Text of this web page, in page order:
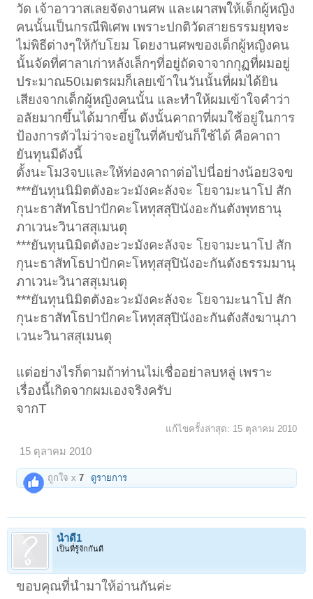
วัด เจ้าอาวาสเลยจัดงานศพ และเผาสพให้เด็กผู้หญิง
คนนั้นเป็นกรณีพิเศพ เพราะปกติวัดสายธรรมยุทจะ
ไม่พิธีต่างๆให้กับโยม โดยงานศพของเด็กผู้หญิงคน
นั้นจัดที่ศาลาเก่าหลังเล็กๆที่อยู่ถัดจาจากกุฏที่ผมอยู่
ประมาณ50เมตรผมก็เลยเข้าในวันนั้นที่ผมได้ยิน
เสียงจากเด็กผู้หญิงคนนั้น และทำให้ผมเข้าใจคำว่า
อลัยมากขึ้นได้มากขึ้น ดังนั้นคาถาที่ผมใช้อยู่ในการ
ป้องการตัวไม่ว่าจะอยู่ในที่คับขันก็ใช้ได้ คือคาถา
ยันทุนมีดังนี้
ตั้งนะโม3จบและให้ท่องคาถาต่อไปนี่อย่างน้อย3จข
***ยันทุนนิมิตตังอะวะมังคะลังจะ โยจามะนาโป สัก
กุนะธาสัทโธปาปักคะโหทุสสุปินังอะกันตังพุทธานุ
ภาเวนะวินาสสุเมนตุ
***ยันทุนนิมิตตังอะวะมังคะลังจะ โยจามะนาโป สัก
กุนะธาสัทโธปาปักคะโหทุสสุปินังอะกันตังธรรมมานุ
ภาเวนะวินาสสุเมนตุ
***ยันทุนนิมิตตังอะวะมังคะลังจะ โยจามะนาโป สัก
กุนะธาสัทโธปาปักคะโหทุสสุปินังอะกันตังสังฆานุภา
เวนะวินาสสุเมนตุ
แต่อย่างไรก็ตามถ้าท่านไม่เชื่ออย่าลบหลู่ เพราะ
เรื่องนี้เกิดจากผมเองจริงครับ
จากT
แก้ไขครั้งล่าสุด: 15 ตุลาคม 2010
15 ตุลาคม 2010
ถูกใจ x7 ดูรายการ
น้ำดี1
เป็นที่รู้จักกันดี
ขอบคุณที่นำมาให้อ่านกันค่ะ